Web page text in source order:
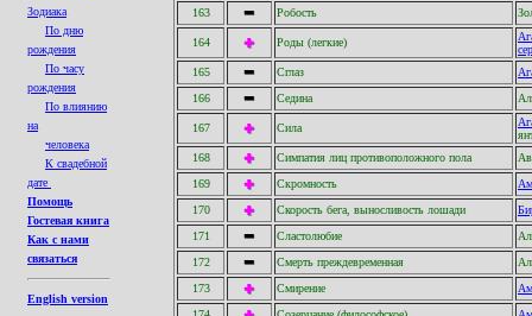
Зодиака
По дню
рождения
По часу
рождения
По влиянию
на
человека
К свадебной
дате
Помощь
Гостевая книга
Как с нами
связаться
English version
163
Робость
164 Роды (легкие)
165
Сглаз
166
Седина
167 Сила
168
Симпатия лиц противоположного пола
169
Скромность
170
Скорость бега, выносливость лошади
171
Сластолюбие
172
Смерть преждевременная
173
Смирение